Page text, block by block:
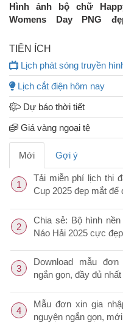
Hình ảnh bộ chữ
Womens Day PNG
TIỆN ÍCH
Lịch phát sóng truyền
Lịch cắt điện hôm nay
Dự báo thời tiết
Giá vàng ngoại tệ
Mới Gợi ý
1
Tải miễn phí lịch thi
Cup 2025 đẹp mắt để
2
Chia sẻ: Bộ hình
Náo Hải 2025 cực đẹp
3
Download mẫu
ngắn gọn, đầy đủ nhất
4
Mẫu đơn xin gia
nguyện ngắn gọn,